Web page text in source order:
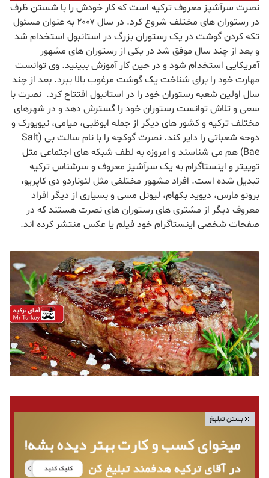
نصرت سرآشپز معروف ترکیه است که کار خودش را با شستن ظرف
در رستوران های مختلف شروع کرد. در سال ۲۰۰۷ به عنوان مسئول
تکه کردن گوشت در یک رستوران بزرگ در استانبول استخدام شد
و بعد از چند سال موفق شد در یکی از رستوران های مشهور
آمریکایی استخدام شود و در حین کار آموزش ببینید. وی توانست
مهارت خود را برای شناخت یک گوشت مرغوب بالا ببرد. بعد از چند
سال اولین شعبه رستوران خود را در استانبول افتتاح کرد. نصرت با
سعی و تلاش توانست رستوران خود را گسترش دهد و در شهرهای
مختلف ترکیه و کشور های دیگر از جمله ابوظبی، میامی، نیویورک و
دوحه شعباتی را دایر کند. نصرت گوکچه را با نام سالت بی (Salt
Bae) هم می شناسند و امروزه به لطف شبکه های اجتماعی مثل
توییتر و اینستاگرام به یک سرآشپز معروف و سرشناس ترکیه
تبدیل شده است. افراد مشهور مختلفی مثل لئوناردو دی کاپریو،
برونو مارس، دیوید بکهام، لیونل مسی و بسیاری از دیگر افراد
معروف دیگر از مشتری های رستوران های نصرت هستند که در
صفحات شخصی اینستاگرام خود فیلم یا عکس منتشر کرده اند.
بستن تبلیغ